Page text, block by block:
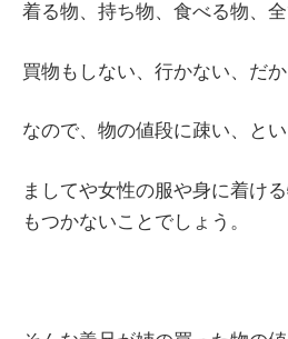
着る物、持ち物、食べる物、
買物もしない、行かない、だ
なので、物の値段に疎い、とい
ましてや女性の服や身に着け
もつかないことでしょう。